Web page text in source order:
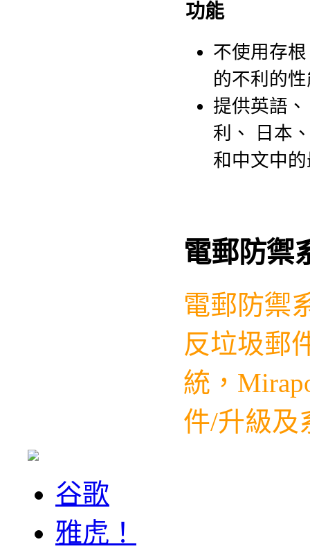
功能
不使用存
的不利的
提供英語
利、 日本
和中文中
電郵防禦
電郵防禦
反垃圾郵
統，
件/升級及
谷歌
雅虎！